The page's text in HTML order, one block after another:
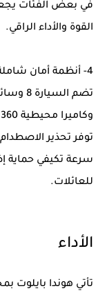
في بعض الفئات
القوة والأداء الراقي.
4- أنظمة أمان شاملة تشمل 8 وسائد هوائية وكاميرا 360 درجة
تضم
توفر تحذير
سرعة تكيفي حماية
للعائلات.
الأداء